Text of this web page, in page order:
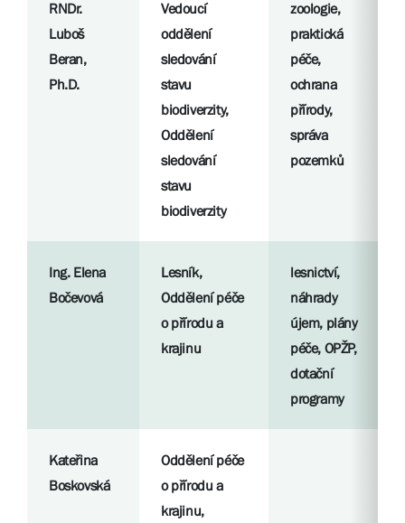
RNDr.
Luboš
Beran,
Ph.D.
Vedoucí
oddělení
sledování
stavu
biodiverzity,
Oddělení
sledování
stavu
biodiverzity
zoologie,
praktická
péče,
ochrana
přírody,
správa
pozemků
Ing. Elena
Bočevová
Lesník,
Oddělení péče
o přírodu a
krajinu
lesnictví,
náhrady
újem, plány
péče, OPŽP,
dotační
programy
Kateřina
Boskovská
Oddělení péče
o přírodu a
krajinu,